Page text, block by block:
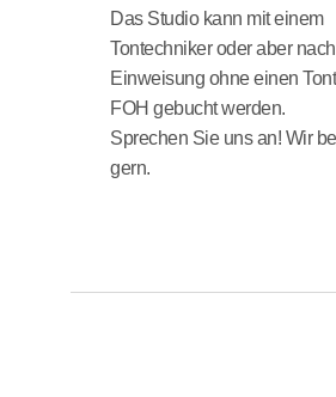
Das Studio kann mit einem
Tontechniker oder aber nach
Einweisung ohne einen
FOH gebucht werden.
Sprechen Sie uns an! Wir
gern.